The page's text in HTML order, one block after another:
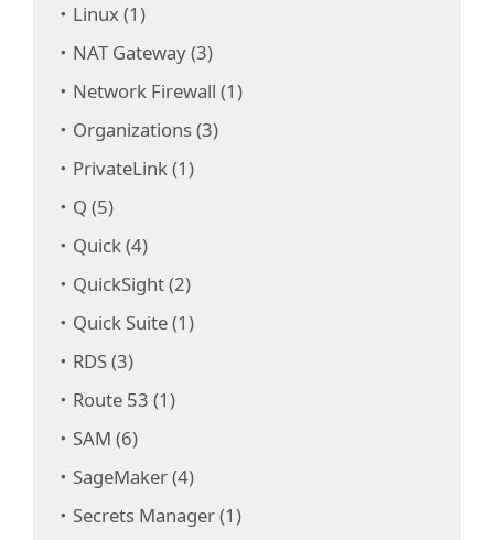
Linux (1)
NAT Gateway (3)
Network Firewall (1)
Organizations (3)
PrivateLink (1)
Q (5)
Quick (4)
QuickSight (2)
Quick Suite (1)
RDS (3)
Route 53 (1)
SAM (6)
SageMaker (4)
Secrets Manager (1)